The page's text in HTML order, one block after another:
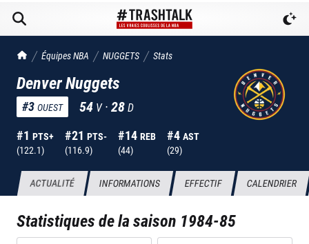
TrashTalk Actu NBA
Équipes NBA NUGGETS Stats
Denver Nuggets
#3 OUEST 54 V ·28D
#1 PTS+
(122.1)
#21 PTS-
(116.9)
#14 REB
(44)
#4 AST
(29)
ACTUALITÉ INFORMATIONS EFFECTIF CALENDRIER
Statistiques de la saison 1984-85